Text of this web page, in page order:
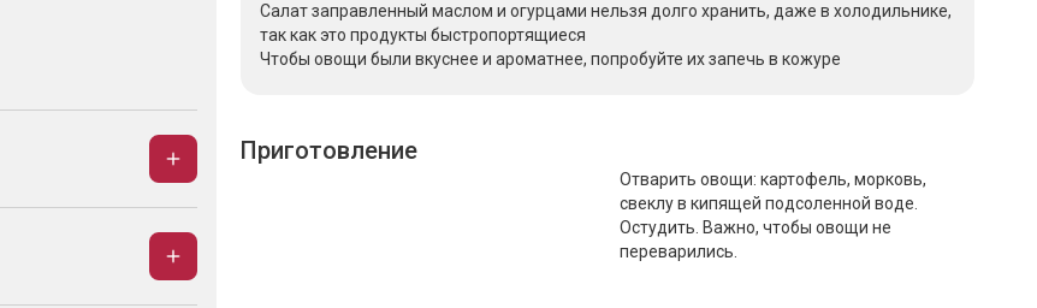
Салат заправленный маслом и огурцами нельзя долго хранить, даже в холодильнике,
так как это продукты быстропортящиеся
Чтобы овощи были вкуснее и ароматнее, попробуйте их запечь в кожуре
Приготовление
Отварить овощи: картофель, морковь,
свеклу в кипящей подсоленной воде.
Остудить. Важно, чтобы овощи не
переварились.